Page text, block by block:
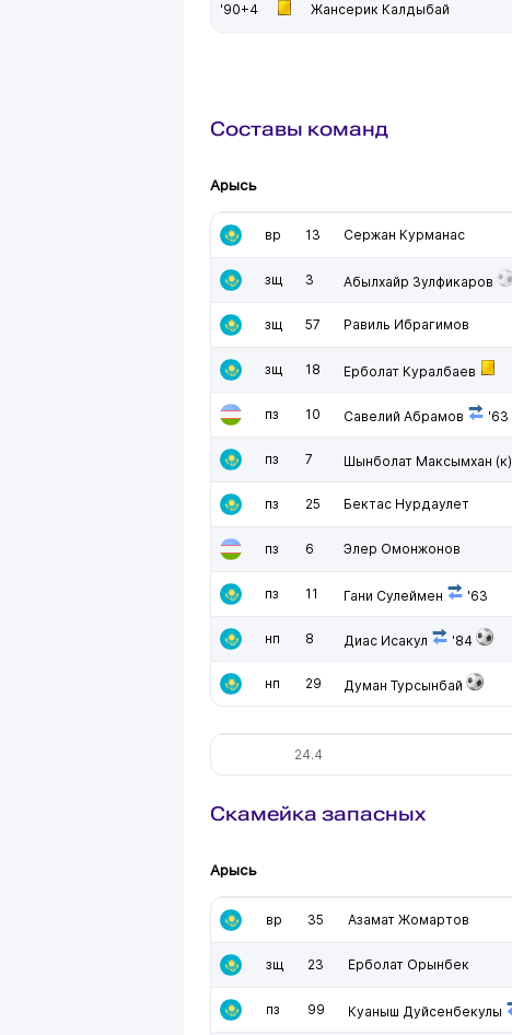
'90+4 Жансерик Калдыбай
Составы команд
Арысь
вр 13 Сержан Курманас
зщ 3 Абылхайр Зулфикаров
зщ 57 Равиль Ибрагимов
зщ 18 Ерболат Куралбаев
пз 10 Савелий Абрамов '63
пз 7 Шынболат Максымхан (к)
пз 25 Бектас Нурдаулет
пз 6 Элер Омонжонов
пз 11 Гани Сулеймен '63
нп 8 Диас Исакул '84
нп 29 Думан Турсынбай
24.4
Скамейка запасных
Арысь
вр 35 Азамат Жомартов
зщ 23 Ерболат Орынбек
пз 99 Куаныш Дуйсенбекулы